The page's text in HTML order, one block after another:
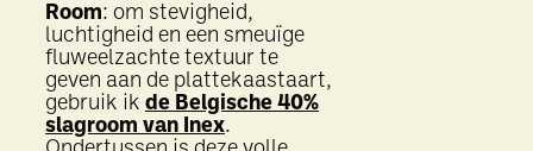
Room: om stevigheid,
luchtigheid en een smeuïge
fluweelzachte textuur te
geven aan de plattekaastaart,
gebruik ik de Belgische 40%
slagroom van Inex.